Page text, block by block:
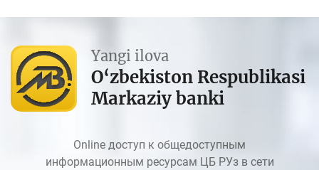
Yangi ilova
O‘zbekiston Respublikasi
Markaziy banki
Online доступ к общедоступным
информационным ресурсам ЦБ РУз в сети